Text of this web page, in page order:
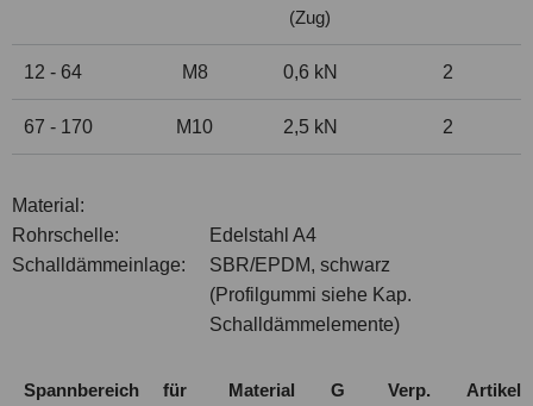
(Zug)
12 - 64 M8 0,6 kN 2
67 - 170 M10 2,5 kN 2
Material:
Rohrschelle:
Edelstahl A4
Schalldämmeinlage:
SBR/EPDM, schwarz
(Profilgummi siehe Kap.
Schalldämmelemente)
Spannbereich
für
Material
G
Verp.
Artikel-